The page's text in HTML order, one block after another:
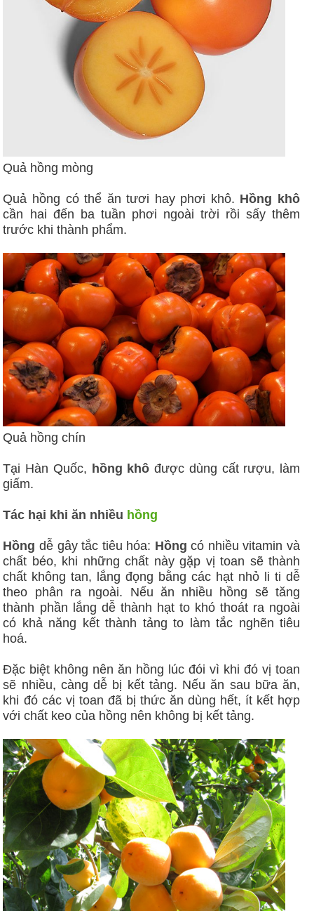
Quả hồng mòng
Quả hồng có thể ăn tươi hay phơi khô. Hồng khô
cần hai đến ba tuần phơi ngoài trời rồi sấy thêm
trước khi thành phẩm.
Quả hồng chín
Tại Hàn Quốc, hồng khô được dùng cất rượu, làm
giấm.
Tác hại khi ăn nhiều hồng
Hồng dễ gây tắc tiêu hóa: Hồng có nhiều vitamin và
chất béo, khi những chất này gặp vị toan sẽ thành
chất không tan, lắng đọng bằng các hạt nhỏ li ti dễ
theo phân ra ngoài. Nếu ăn nhiều hồng sẽ tăng
thành phần lắng dễ thành hạt to khó thoát ra ngoài
có khả năng kết thành tảng to làm tắc nghẽn tiêu
hoá.
Đặc biệt không nên ăn hồng lúc đói vì khi đó vị toan
sẽ nhiều, càng dễ bị kết tảng. Nếu ăn sau bữa ăn,
khi đó các vị toan đã bị thức ăn dùng hết, ít kết hợp
với chất keo của hồng nên không bị kết tảng.